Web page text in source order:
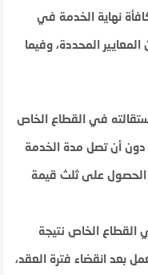
نهاية الخدمة في
المحددة، وفيما
في القطاع الخاص
دون أن تصل مدة الخدمة
على ثلث قيمة
الخاص نتيجة
بعد انقضاء فترة العقد،